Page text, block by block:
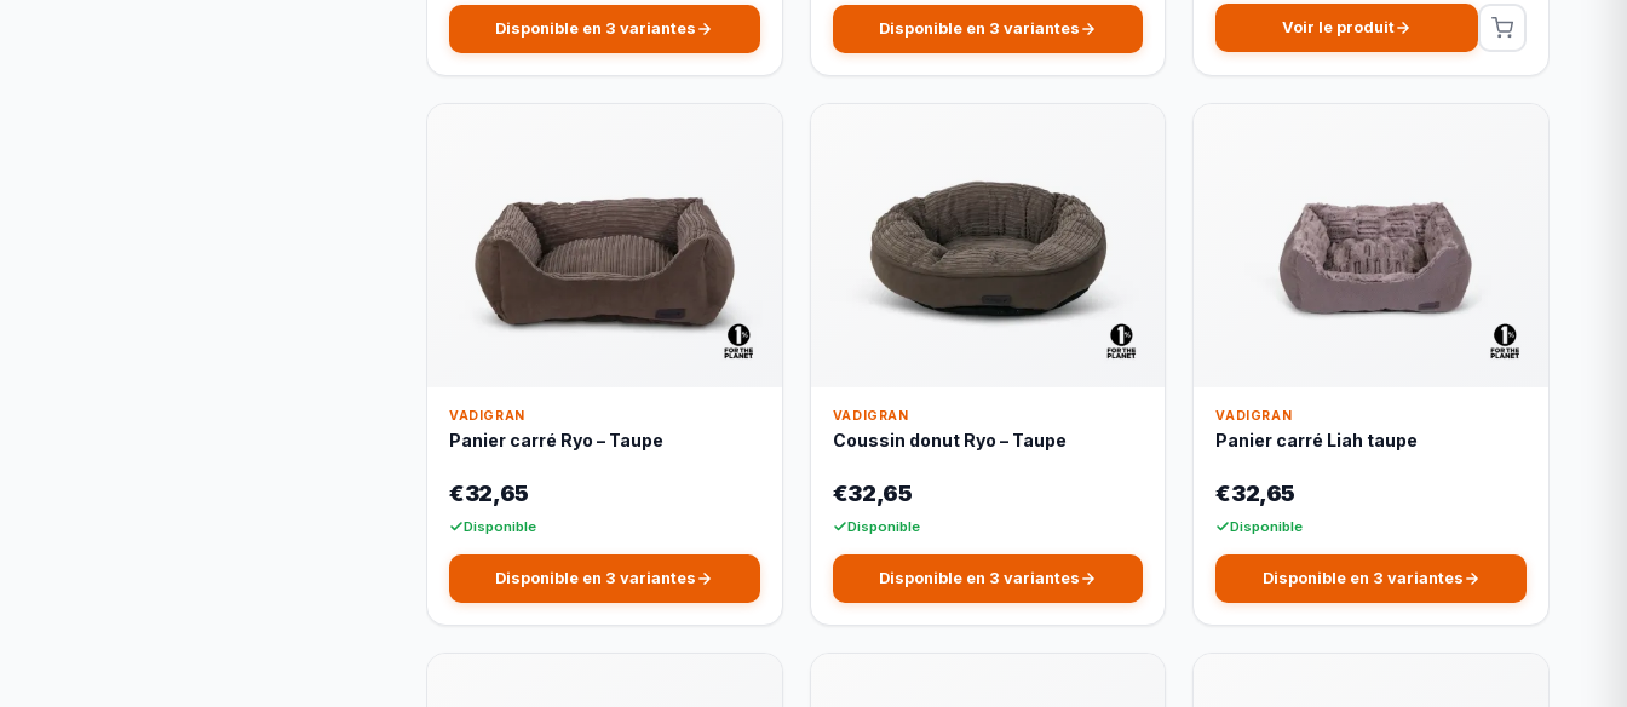
Disponible en 3 variantes Disponible en 3 variantes Voir le produit
VADIGRAN
Panier carré Ryo – Taupe
€32,65
Disponible
Disponible en 3 variantes
VADIGRAN
Coussin donut Ryo – Taupe
€32,65
Disponible
Disponible en 3 variantes
VADIGRAN
Panier carré Liah taupe
€32,65
Disponible
Disponible en 3 variantes